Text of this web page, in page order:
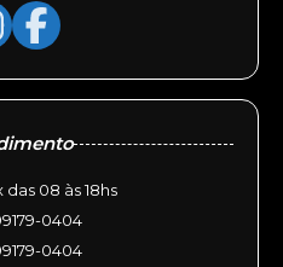
das 08 às 18hs
0404
0404